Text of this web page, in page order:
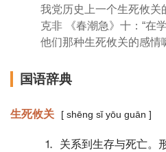
我党历史上一个生死攸关
克非 《春潮急》十：“在
他们那种生死攸关的感情
国语辞典
生死攸关 [ shēng sǐ yōu guān ]
⒈ 关系到生存与死亡。